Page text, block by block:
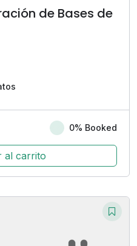
de Bases de
0% Booked
al carrito